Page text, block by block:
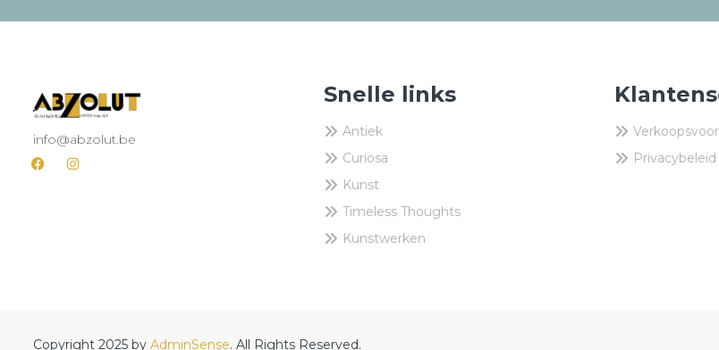
info@abzolut.be
Snelle links
Antiek
Curiosa
Kunst
Timeless Thoughts
Kunstwerken
Privacybeleid
Copyright 2025 by AdminSense. All Rights Reserved.